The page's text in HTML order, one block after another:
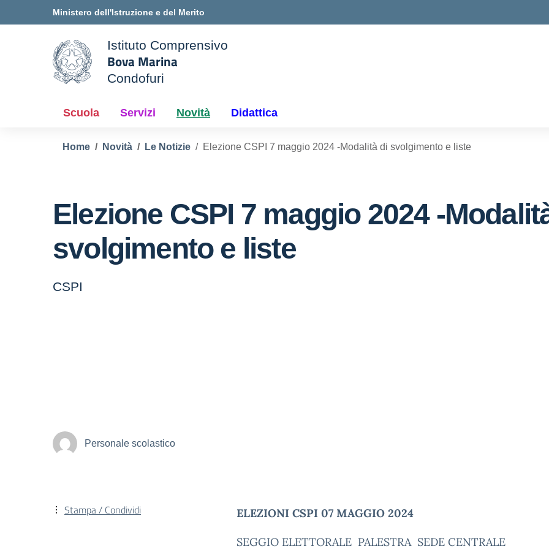
Vai ai contenuti
Vai al menu di navigazioneMinistero dell'Istruzione e del Merito
della scuola
Istituto Comprensivo
Bova Marina
Condofuri
Scuola Servizi Novità Didattica
Home Novità Le Notizie Elezione CSPI 7 maggio 2024 -Modalità di svolgimento e liste
Elezione CSPI 7 maggio 2024 -
svolgimento e liste
CSPI
Personale scolastico
ELEZIONI CSPI 07 MAGGIO 2024
SEGGIO ELETTORALE PALESTRA SEDE CENTRALE
Stampa / Condividi